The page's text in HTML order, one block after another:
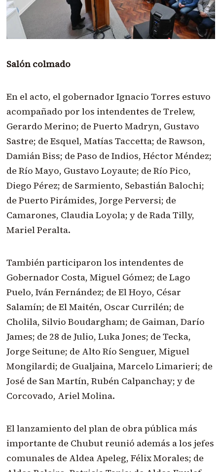
Salón colmado
En el acto, el gobernador Ignacio Torres estuvo
acompañado por los intendentes de Trelew,
Gerardo Merino; de Puerto Madryn, Gustavo
Sastre; de Esquel, Matías Taccetta; de Rawson,
Damián Biss; de Paso de Indios, Héctor Méndez;
de Río Mayo, Gustavo Loyaute; de Río Pico,
Diego Pérez; de Sarmiento, Sebastián Balochi;
de Puerto Pirámides, Jorge Perversi; de
Camarones, Claudia Loyola; y de Rada Tilly,
Mariel Peralta.
También participaron los intendentes de
Gobernador Costa, Miguel Gómez; de Lago
Puelo, Iván Fernández; de El Hoyo, César
Salamín; de El Maitén, Oscar Currilén; de
Cholila, Silvio Boudargham; de Gaiman, Darío
James; de 28 de Julio, Luka Jones; de Tecka,
Jorge Seitune; de Alto Río Senguer, Miguel
Mongilardi; de Gualjaina, Marcelo Limarieri; de
José de San Martín, Rubén Calpanchay; y de
Corcovado, Ariel Molina.
El lanzamiento del plan de obra pública más
importante de Chubut reunió además a los jefes
comunales de Aldea Apeleg, Félix Morales; de